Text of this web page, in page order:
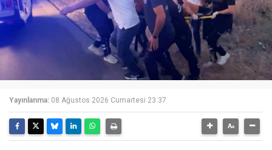
Yayınlanma: 08 Ağustos 2026 Cumartesi 23:37